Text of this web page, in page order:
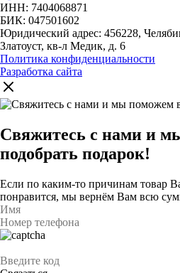
ИНН: 7404068871
БИК: 047501602
Юридический адрес: 456228,
Златоуст, кв-л Медик, д. 6
Политика конфиденциальности
Разработка сайта
Свяжитесь с нами и
подобрать подарок!
Если по каким-то причинам товар
понравится, мы вернём Вам всю